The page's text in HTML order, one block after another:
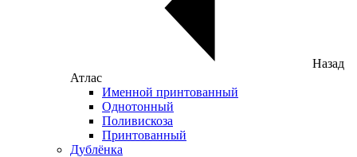
Назад
Атлас
Именной принтованный
Однотонный
Поливискоза
Принтованный
Дублёнка